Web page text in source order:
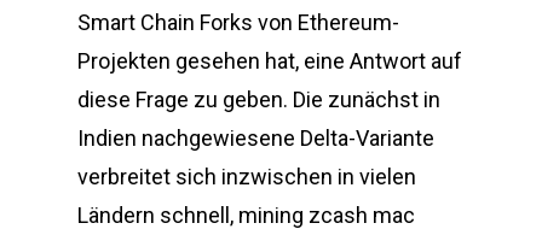
Smart Chain Forks von Ethereum-
Projekten gesehen hat, eine Antwort auf
diese Frage zu geben. Die zunächst in
Indien nachgewiesene Delta-Variante
verbreitet sich inzwischen in vielen
Ländern schnell, mining zcash mac